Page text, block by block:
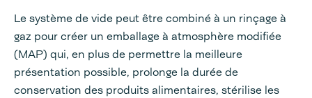
Le système de vide peut être combiné à un rinçage à
gaz pour créer un emballage à atmosphère modifiée
(MAP) qui, en plus de permettre la meilleure
présentation possible, prolonge la durée de
conservation des produits alimentaires, stérilise les